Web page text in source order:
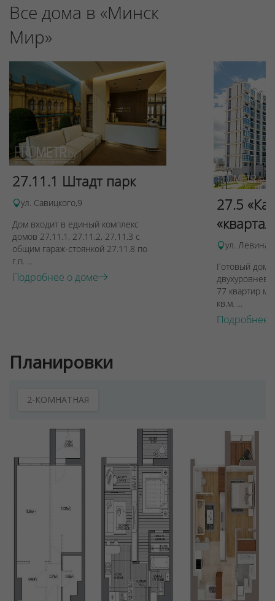
Все дома в «Минск
Мир»
27.11.1 Штадт парк
ул. Савицкого,9
Дом входит в единый комплекс
домов 27.11.1, 27.11.2, 27.11.3 с
общим гараж-стоянкой 27.11.8 по
г.п. ...
Подробнее о доме
27.5
ул. Левина,
Готовый дом
77 квартир
кв.м. ...
Подробнее
Планировки
2-КОМНАТНАЯ
Для обеспечения удобства пользователей сайта
используются cookies